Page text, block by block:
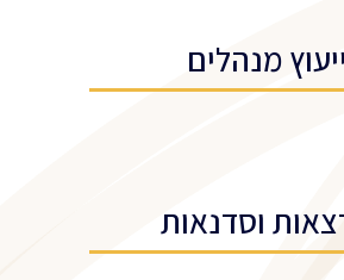
ייעוץ מנהלים
וסדנאות